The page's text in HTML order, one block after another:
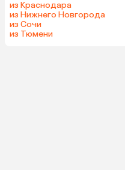
из Краснодара
из Нижнего Новгорода
из Сочи
из Тюмени